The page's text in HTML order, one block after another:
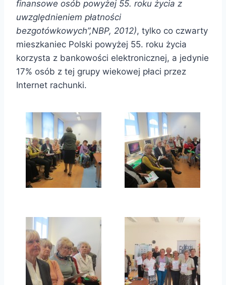
finansowe osób powyżej 55. roku życia z
uwzględnieniem płatności
bezgotówkowych”,NBP, 2012), tylko co czwarty
mieszkaniec Polski powyżej 55. roku życia
korzysta z bankowości elektronicznej, a jedynie
17% osób z tej grupy wiekowej płaci przez
Internet rachunki.